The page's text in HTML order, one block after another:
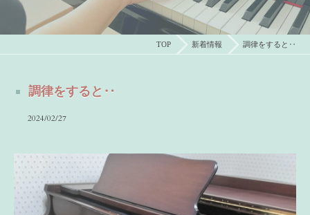
TOP 新着情報 調律をすると‥
調律をすると‥
2024/02/27